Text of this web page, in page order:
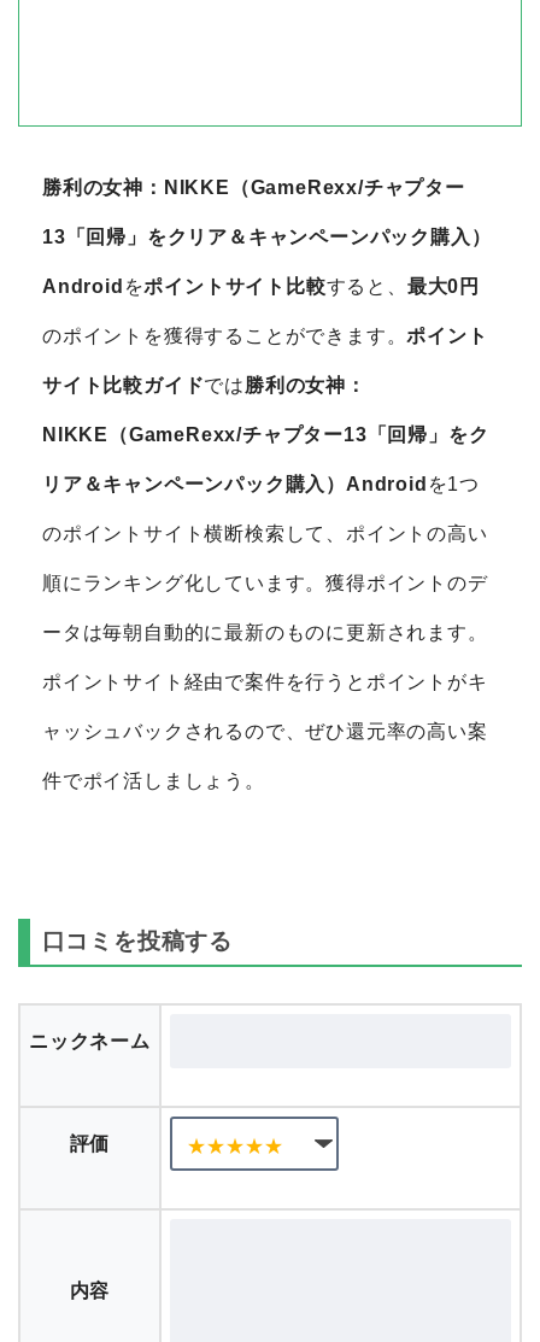
勝利の女神：NIKKE（GameRexx/チャプター
13「回帰」をクリア＆キャンペーンパック購入）
Android をポイントサイト比較すると、 最大0円
のポイントを獲得することができます。ポイント
サイト比較ガイドでは勝利の女神：
NIKKE（GameRexx/チャプター13「回帰」をク
リア＆キャンペーンパック購入）Android を1つ
のポイントサイト横断検索して、ポイントの高い
順にランキング化しています。獲得ポイントのデ
ータは毎朝自動的に最新のものに更新されます。
ポイントサイト経由で案件を行うとポイントがキ
ャッシュバックされるので、ぜひ還元率の高い案
件でポイ活しましょう。
口コミを投稿する
ニックネーム
評価
内容